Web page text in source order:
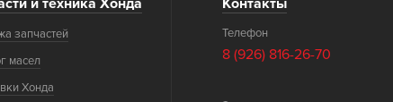
и техника Хонда
запчастей
масел
Хонда
Контакты
Телефон
8 (926) 816-26-70